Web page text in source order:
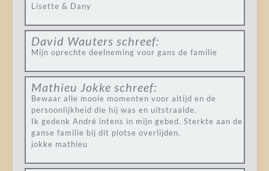
Lisette & Dany
David Wauters schreef:
Mijn oprechte deelneming voor gans de familie
Mathieu Jokke schreef:
Bewaar alle mooie momenten voor altijd en de
persoonlijkheid die hij was en uitstraalde.
Ik gedenk André intens in mijn gebed. Sterkte aan de
ganse familie bij dit plotse overlijden.
jokke mathieu